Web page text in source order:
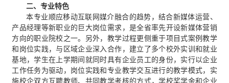
二、专业特色
本专业顺应移动互联网媒介融合的趋势，结合新媒体运营、
产品经理等新职业的巨大岗位需求，是全省率先开设新媒体营销
方向的职业院校之一。另外，教学过程更侧重于项目式案例教学
和岗位实践，与区域企业深入合作，建立了多个校外实训和就业
基地，学生在上学期间就同时具有企业员工的身份，实行以企业
工作任务为驱动，岗位实践和专业教学交互进行的教学模式，实
施校企双方互聘教师、共同教学考核的方式，学校奖学金和企业